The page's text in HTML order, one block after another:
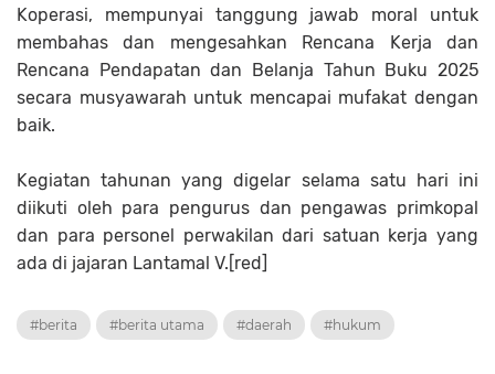
Koperasi, mempunyai tanggung jawab moral untuk
membahas dan mengesahkan Rencana Kerja dan
Rencana Pendapatan dan Belanja Tahun Buku 2025
secara musyawarah untuk mencapai mufakat dengan
baik.
Kegiatan tahunan yang digelar selama satu hari ini
diikuti oleh para pengurus dan pengawas primkopal
dan para personel perwakilan dari satuan kerja yang
ada di jajaran Lantamal V.[red]
#berita #berita utama #daerah #hukum